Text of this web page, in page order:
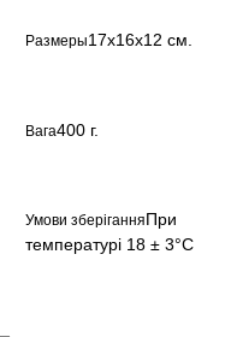
Размеры17х16х12 см.
Вага400 г.
Умови зберіганняПри
температурі 18 ± 3°С